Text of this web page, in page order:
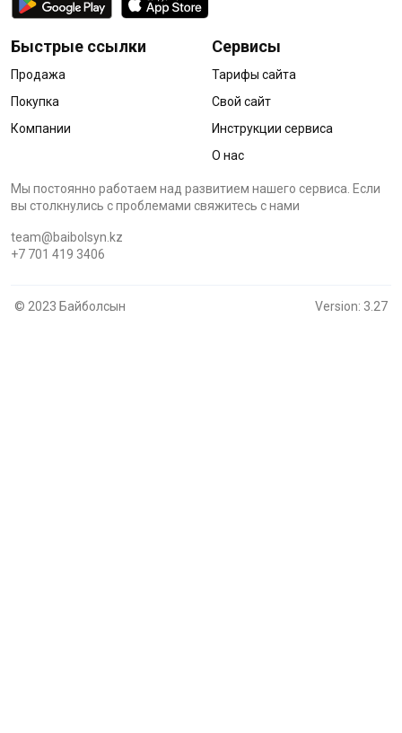
Быстрые ссылки
Продажа
Покупка
Компании
Сервисы
Тарифы сайта
Свой сайт
Инструкции сервиса
О нас
Мы постоянно работаем над развитием нашего сервиса. Если
вы столкнулись с проблемами cвяжитесь с нами
team@baibolsyn.kz
+7 701 419 3406
© 2023 Байболсын Version: 3.27